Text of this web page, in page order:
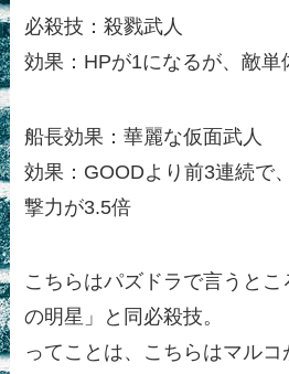
必殺技：殺戮武人
効果：HPが1になるが、敵単
船長効果：華麗な仮面武人
効果：GOODより前3連続で
撃力が3.5倍
こちらはパズドラで言うと
の明星」と同必殺技。
ってことは、こちらはマルコ